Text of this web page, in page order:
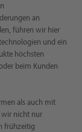
an
führen wir hier
und ein
höchsten
beim Kunden
als auch mit
wir nicht nur
frühzeitig